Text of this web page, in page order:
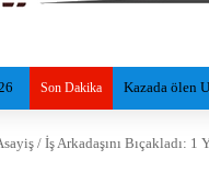
Son Dakika Kazada ölen
/ İş Arkadaşını Bıçakladı: 1